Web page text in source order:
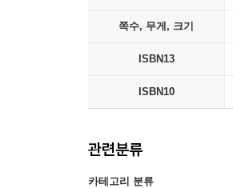
쪽수, 무게, 크기
ISBN13
ISBN10
관련분류
카테고리 분류